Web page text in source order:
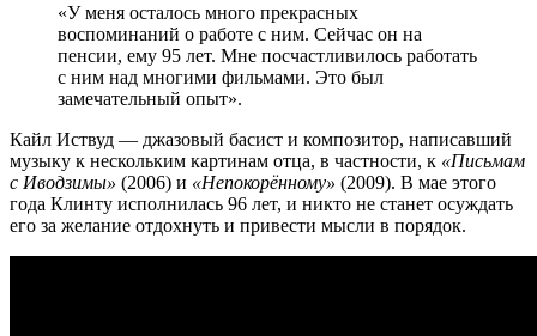
«У меня осталось много прекрасных
воспоминаний о работе с ним. Сейчас он на
пенсии, ему 95 лет. Мне посчастливилось работать
с ним над многими фильмами. Это был
замечательный опыт».
Кайл Иствуд — джазовый басист и композитор, написавший
музыку к нескольким картинам отца, в частности, к «Письмам
с Иводзимы» (2006) и «Непокорённому» (2009). В мае этого
года Клинту исполнилась 96 лет, и никто не станет осуждать
его за желание отдохнуть и привести мысли в порядок.